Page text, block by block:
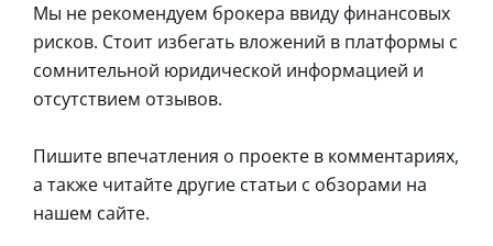
Мы не рекомендуем брокера ввиду финансовых
рисков. Стоит избегать вложений в платформы с
сомнительной юридической информацией и
отсутствием отзывов.
Пишите впечатления о проекте в комментариях,
а также читайте другие статьи с обзорами на
нашем сайте.